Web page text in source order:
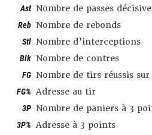
Ast Nombre de passes
Reb Nombre de rebonds
Stl Nombre d’interceptions
Blk Nombre de contres
FG Nombre de tirs réussis
FG% Adresse au tir
3P Nombre de paniers à 3
3P% Adresse à 3 points